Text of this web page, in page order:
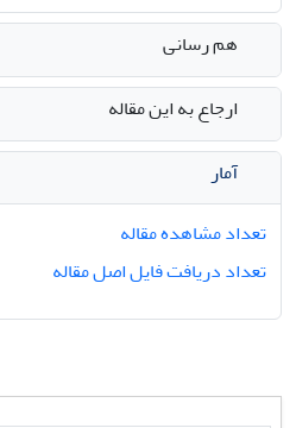
هم رسانی
ارجاع به این مقاله
آمار
تعداد مشاهده مقاله
تعداد دریافت فایل اصل مقاله